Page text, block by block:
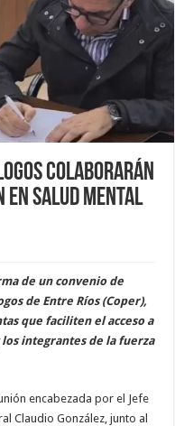
colaborarán
salud mental
de un convenio de
de Entre Ríos (Coper),
que faciliten el acceso a
integrantes de la fuerza
encabezada por el Jefe
Claudio González, junto al